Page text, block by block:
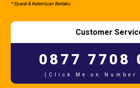
* Syarat & Ketentuan Berlaku
Customer
0877 7708
(Click Me on Number